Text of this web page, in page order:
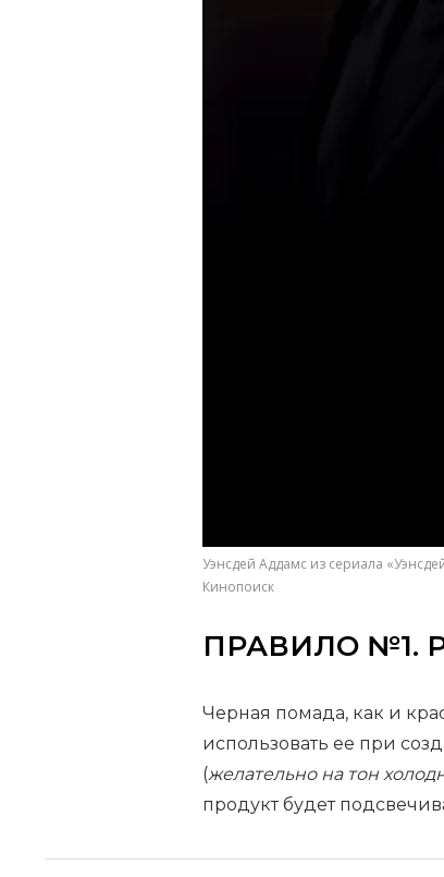
Уэнсдей Аддамс из сериала
Кинопоиск
ПРАВИЛО №1.
Черная помада, как и
использовать ее при
(желательно на тон
продукт будет